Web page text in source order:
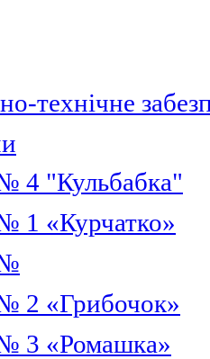
технічне
4 "Кульбабка"
1 «Курчатко»
2 «Грибочок»
3 «Ромашка»